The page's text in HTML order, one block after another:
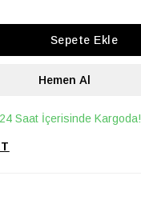
Saat İçerisinde Kargoda!